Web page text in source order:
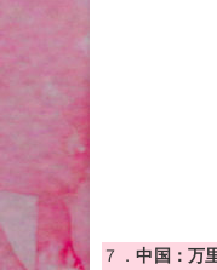
７．中国：万